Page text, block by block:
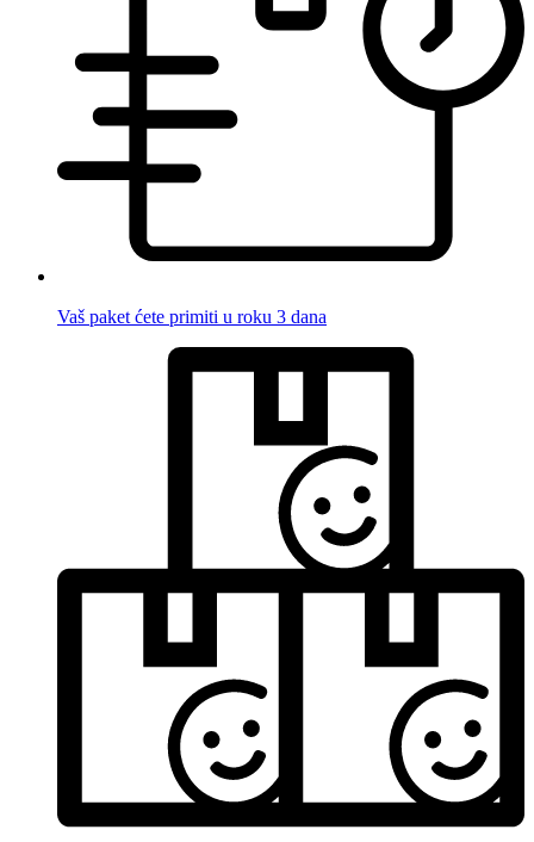
Vaš paket ćete primiti u roku 3 dana